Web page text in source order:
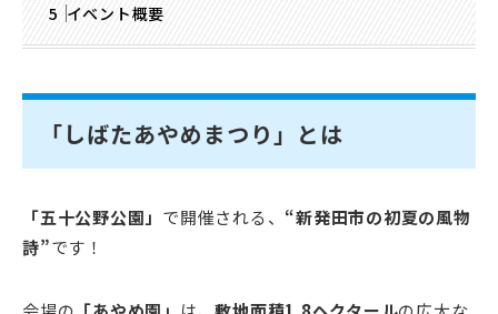
イベント概要
「しばたあやめまつり」とは
「五十公野公園」 で開催される、 “新発田市の初夏の風物
詩”です！